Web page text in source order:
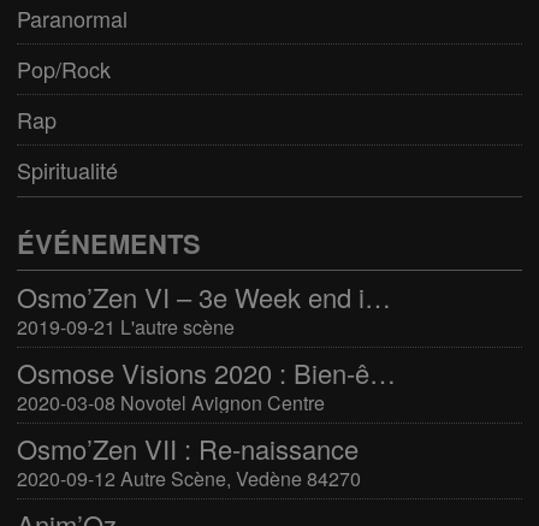
Paranormal
Pop/Rock
Rap
Spiritualité
ÉVÉNEMENTS
Osmo’Zen VI – 3e Week end international du bien-être
2019-09-21 L'autre scène
Osmose Visions 2020 : Bien-être et arts divinatoires
2020-03-08 Novotel Avignon Centre
Osmo’Zen VII : Re-naissance
2020-09-12 Autre Scène, Vedène 84270